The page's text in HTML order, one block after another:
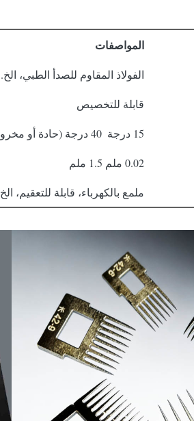
المواصفات
الفولاذ المقاوم للصدأ الطبي، الخ.
قابلة للتخصيص
15 درجة ️ 40 درجة (حادة أو مخروطية)
0.02 ملم 1.5 ملم
ملمع بالكهرباء، قابلة للتعقيم، الخ